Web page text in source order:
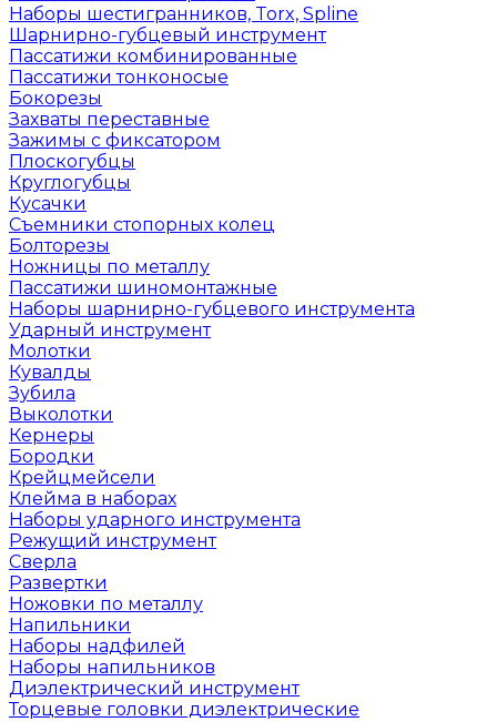
Наборы шестигранников, Torx, Spline
Шарнирно-губцевый инструмент
Пассатижи комбинированные
Пассатижи тонконосые
Бокорезы
Захваты переставные
Зажимы с фиксатором
Плоскогубцы
Круглогубцы
Кусачки
Съемники стопорных колец
Болторезы
Ножницы по металлу
Пассатижи шиномонтажные
Наборы шарнирно-губцевого инструмента
Ударный инструмент
Молотки
Кувалды
Зубила
Выколотки
Кернеры
Бородки
Крейцмейсели
Клейма в наборах
Наборы ударного инструмента
Режущий инструмент
Сверла
Развертки
Ножовки по металлу
Напильники
Наборы надфилей
Наборы напильников
Диэлектрический инструмент
Торцевые головки диэлектрические